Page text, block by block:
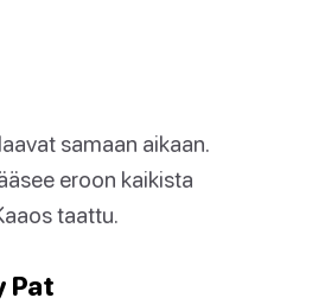
samaan aikaan.
eroon kaikista
taattu.
Pat